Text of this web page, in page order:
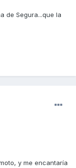
de Segura...que la
y me encantaría